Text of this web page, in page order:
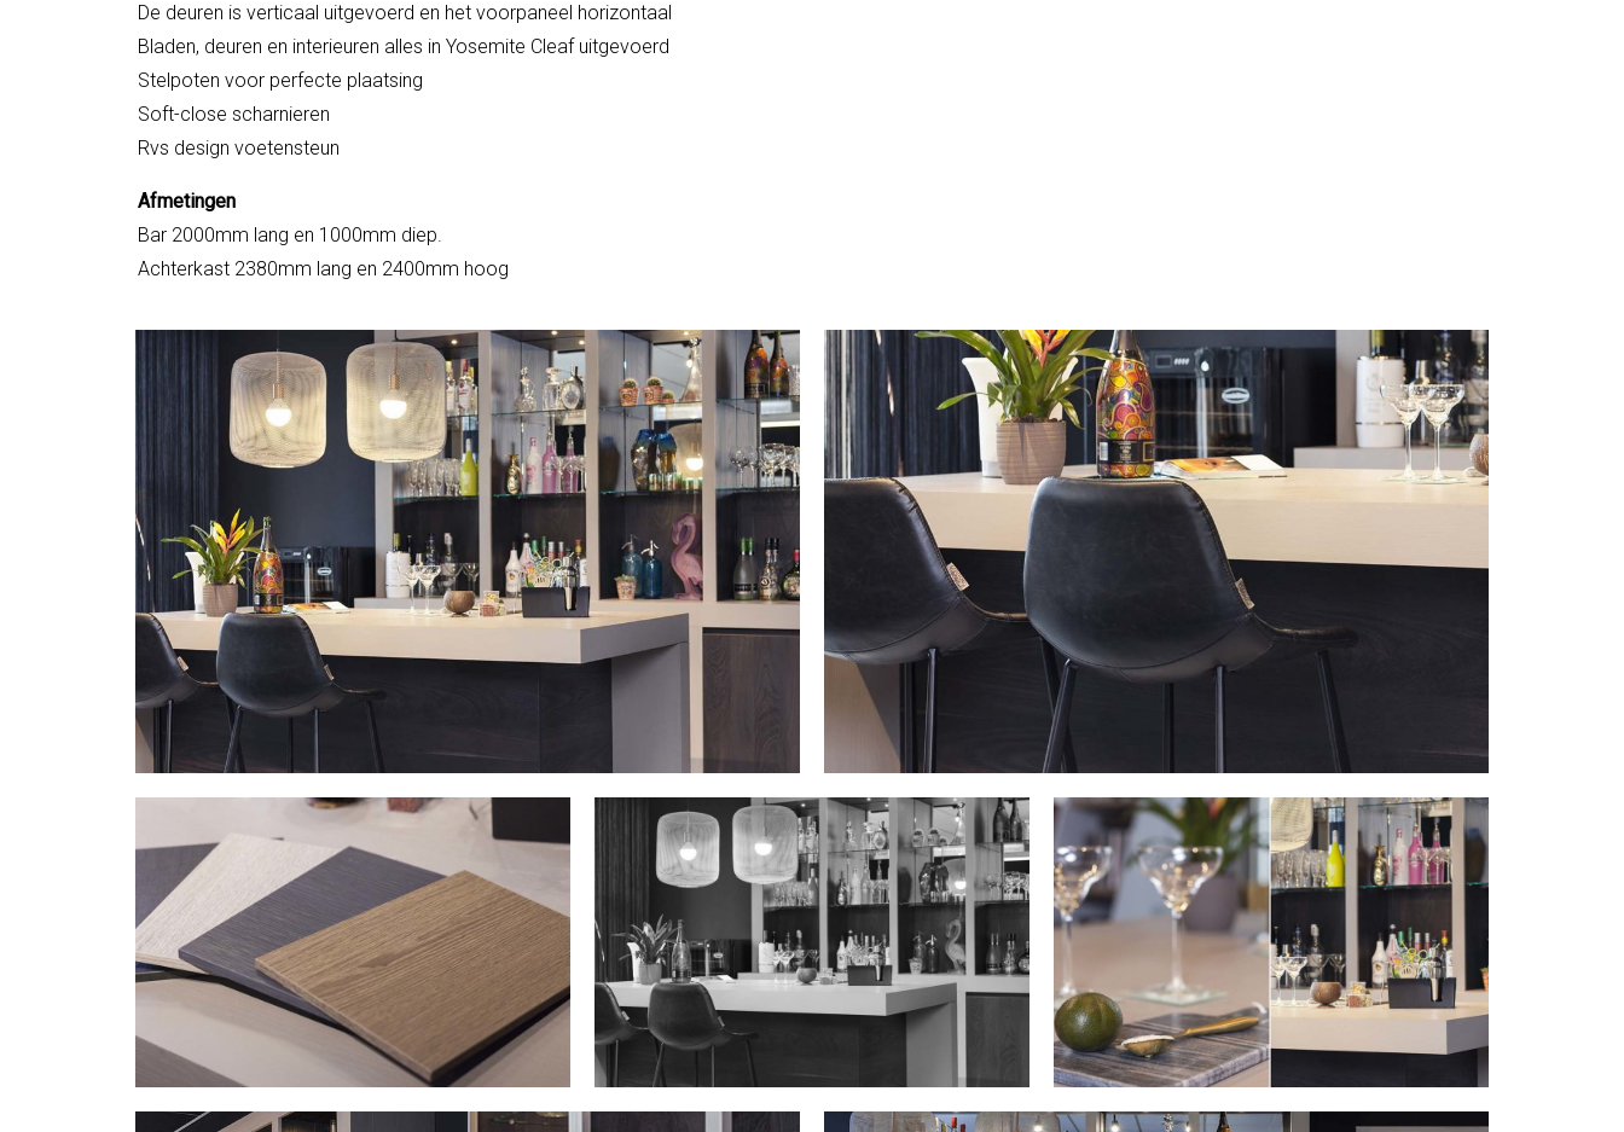
De deuren is verticaal uitgevoerd en het voorpaneel horizontaal
Bladen, deuren en interieuren alles in Yosemite Cleaf uitgevoerd
Stelpoten voor perfecte plaatsing
Soft-close scharnieren
Rvs design voetensteun
Afmetingen
Bar 2000mm lang en 1000mm diep.
Achterkast 2380mm lang en 2400mm hoog